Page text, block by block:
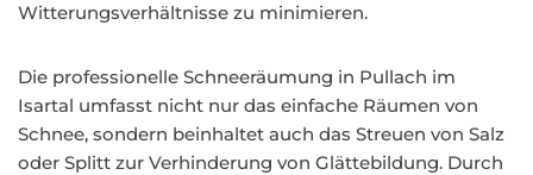
Witterungsverhältnisse zu minimieren.
Die professionelle Schneeräumung in Pullach im
Isartal umfasst nicht nur das einfache Räumen von
Schnee, sondern beinhaltet auch das Streuen von Salz
oder Splitt zur Verhinderung von Glättebildung. Durch